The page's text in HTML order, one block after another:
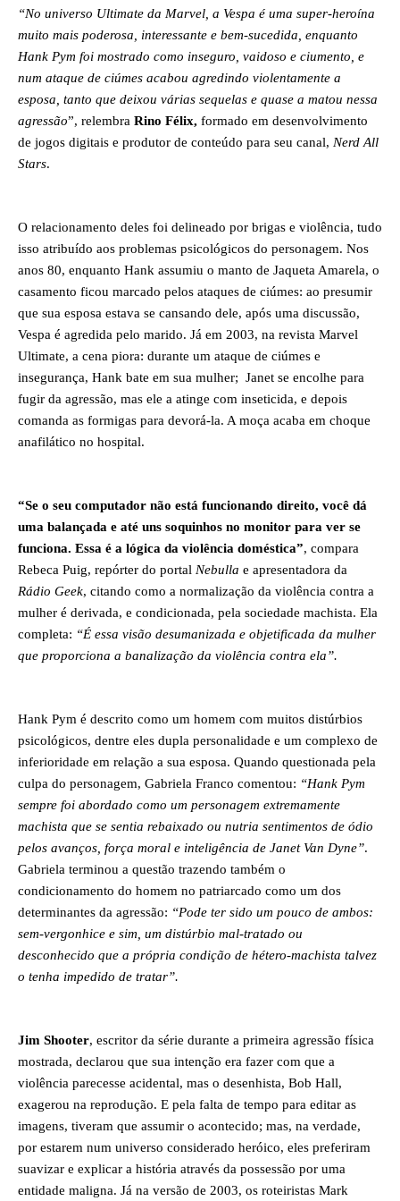
“No universo Ultimate da Marvel, a Vespa é uma super-heroína
muito mais poderosa, interessante e bem-sucedida, enquanto
Hank Pym foi mostrado como inseguro, vaidoso e ciumento, e
num ataque de ciúmes acabou agredindo violentamente a
esposa, tanto que deixou várias sequelas e quase a matou nessa
agressão”, relembra Rino Félix, formado em desenvolvimento
de jogos digitais e produtor de conteúdo para seu canal, Nerd All
Stars.
O relacionamento deles foi delineado por brigas e violência, tudo
isso atribuído aos problemas psicológicos do personagem. Nos
anos 80, enquanto Hank assumiu o manto de Jaqueta Amarela, o
casamento ficou marcado pelos ataques de ciúmes: ao presumir
que sua esposa estava se cansando dele, após uma discussão,
Vespa é agredida pelo marido. Já em 2003, na revista Marvel
Ultimate, a cena piora: durante um ataque de ciúmes e
insegurança, Hank bate em sua mulher; Janet se encolhe para
fugir da agressão, mas ele a atinge com inseticida, e depois
comanda as formigas para devorá-la. A moça acaba em choque
anafilático no hospital.
“Se o seu computador não está funcionando direito, você dá
uma balançada e até uns soquinhos no monitor para ver se
funciona. Essa é a lógica da violência doméstica”, compara
Rebeca Puig, repórter do portal Nebulla e apresentadora da
Rádio Geek, citando como a normalização da violência contra a
mulher é derivada, e condicionada, pela sociedade machista. Ela
completa: “É essa visão desumanizada e objetificada da mulher
que proporciona a banalização da violência contra ela”.
Hank Pym é descrito como um homem com muitos distúrbios
psicológicos, dentre eles dupla personalidade e um complexo de
inferioridade em relação a sua esposa. Quando questionada pela
culpa do personagem, Gabriela Franco comentou: “Hank Pym
sempre foi abordado como um personagem extremamente
machista que se sentia rebaixado ou nutria sentimentos de ódio
pelos avanços, força moral e inteligência de Janet Van Dyne”.
Gabriela terminou a questão trazendo também o
condicionamento do homem no patriarcado como um dos
determinantes da agressão: “Pode ter sido um pouco de ambos:
sem-vergonhice e sim, um distúrbio mal-tratado ou
desconhecido que a própria condição de hétero-machista talvez
o tenha impedido de tratar”.
Jim Shooter, escritor da série durante a primeira agressão física
mostrada, declarou que sua intenção era fazer com que a
violência parecesse acidental, mas o desenhista, Bob Hall,
exagerou na reprodução. E pela falta de tempo para editar as
imagens, tiveram que assumir o acontecido; mas, na verdade,
por estarem num universo considerado heróico, eles preferiram
suavizar e explicar a história através da possessão por uma
entidade maligna. Já na versão de 2003, os roteiristas Mark